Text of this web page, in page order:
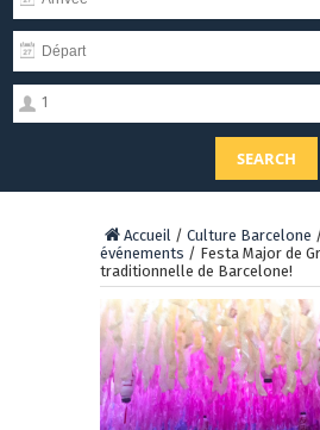
1
SEARCH
Accueil / Culture Barcelone
événements / Festa Major de
traditionnelle de Barcelone!